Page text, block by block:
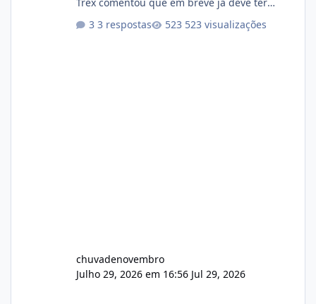
3 respostas 523 visualizações
chuvadenovembro
Julho 29, 2026 em 16:56 Jul 29, 2026